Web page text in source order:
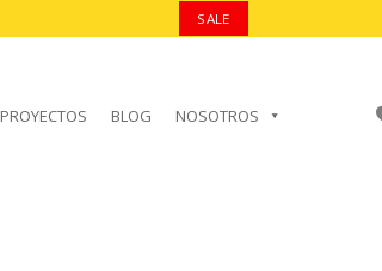
SALE
PROYECTOS BLOG NOSOTROS